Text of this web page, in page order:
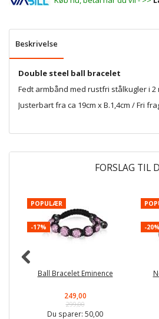
Beskrivelse
Double steel ball bracelet
Fedt armbånd med rustfri stålkugler i
Justerbart fra ca 19cm x B.1,4cm / Fri
FORSLAG TIL
POPULÆR
-17%
Ball Bracelet Eminence
249,00
299,00
Du sparer: 50,00
-20%